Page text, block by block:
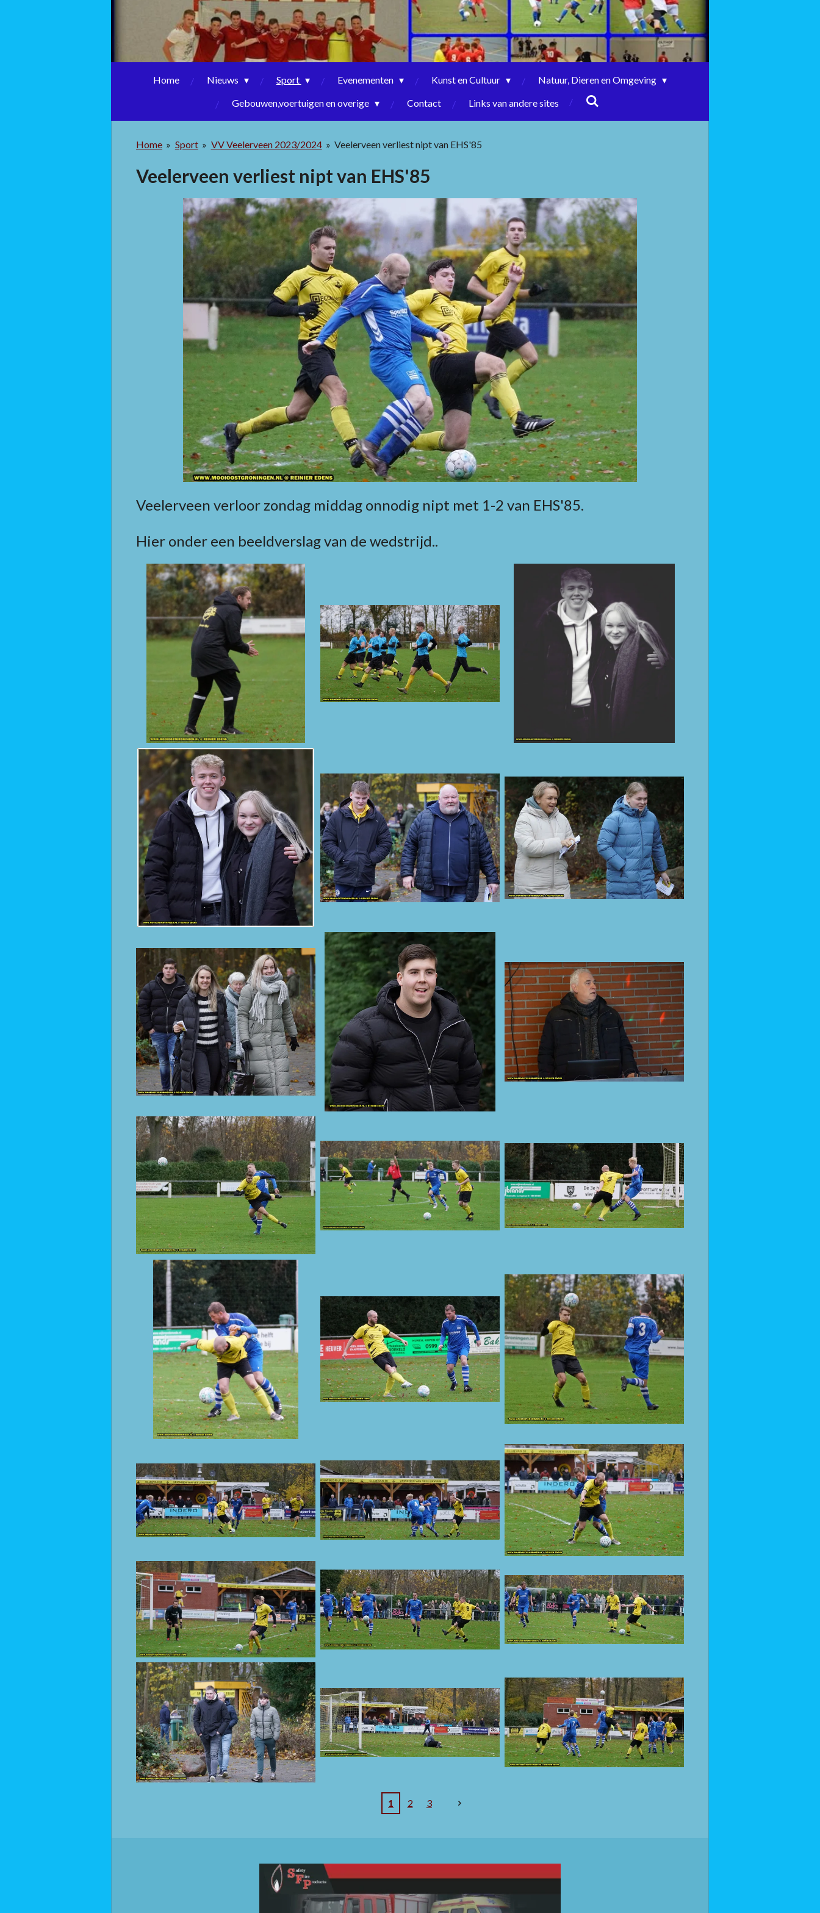
Home Nieuws Sport Evenementen Kunst en Cultuur
Natuur, Dieren en Omgeving
Gebouwen,voertuigen en overige
Contact Links van andere sites
Home » Sport » VV Veelerveen 2023/2024 » Veelerveen verliest nipt van EHS'85
Veelerveen verliest nipt van EHS'85
Veelerveen verloor zondag middag onnodig nipt met 1-2 van EHS'85.
Hier onder een beeldverslag van de wedstrijd..
1 2 3